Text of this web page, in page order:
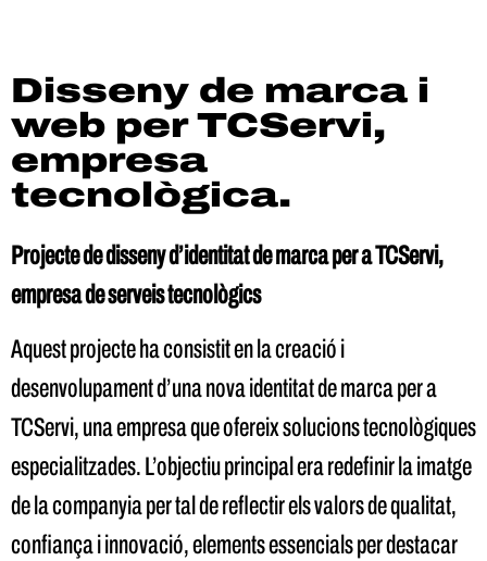
Disseny de marca i
web per TCServi,
empresa
tecnològica.
Projecte de disseny d’identitat de marca per a TCServi,
empresa de serveis tecnològics
Aquest projecte ha consistit en la creació i
desenvolupament d’una nova identitat de marca per a
TCServi, una empresa que ofereix solucions tecnològiques
especialitzades. L’objectiu principal era redefinir la imatge
de la companyia per tal de reflectir els valors de qualitat,
confiança i innovació, elements essencials per destacar